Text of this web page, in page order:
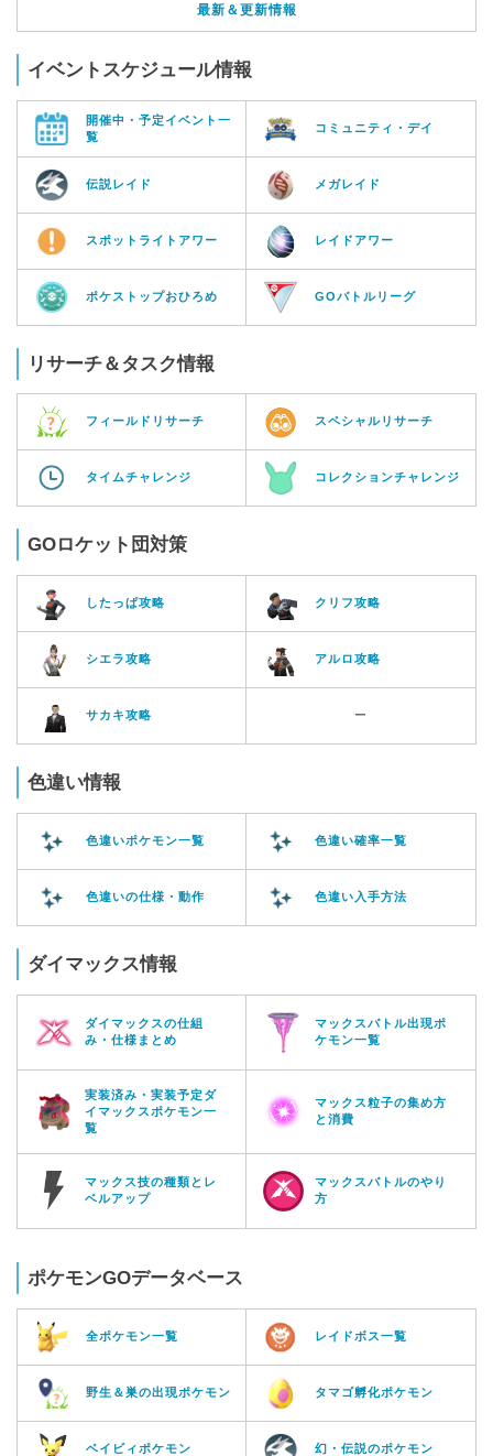
最新＆更新情報
イベントスケジュール情報
開催中・予定イベント一
覧
コミュニティ・デイ
伝説レイド メガレイド
スポットライトアワー レイドアワー
ポケストップおひろめ GOバトルリーグ
リサーチ＆タスク情報
フィールドリサーチ スペシャルリサーチ
タイムチャレンジ コレクションチャレンジ
GOロケット団対策
したっぱ攻略 クリフ攻略
シエラ攻略 アルロ攻略
サカキ攻略 ー
色違い情報
色違いポケモン一覧 色違い確率一覧
色違いの仕様・動作 色違い入手方法
ダイマックス情報
ダイマックスの仕組
み・仕様まとめ
マックスバトル出現ポ
ケモン一覧
実装済み・実装予定ダ
イマックスポケモン一
覧
マックス粒子の集め方
と消費
マックス技の種類とレ
ベルアップ
マックスバトルのやり
方
ポケモンGOデータベース
全ポケモン一覧 レイドボス一覧
野生＆巣の出現ポケモン タマゴ孵化ポケモン
ベイビィポケモン 幻・伝説のポケモン